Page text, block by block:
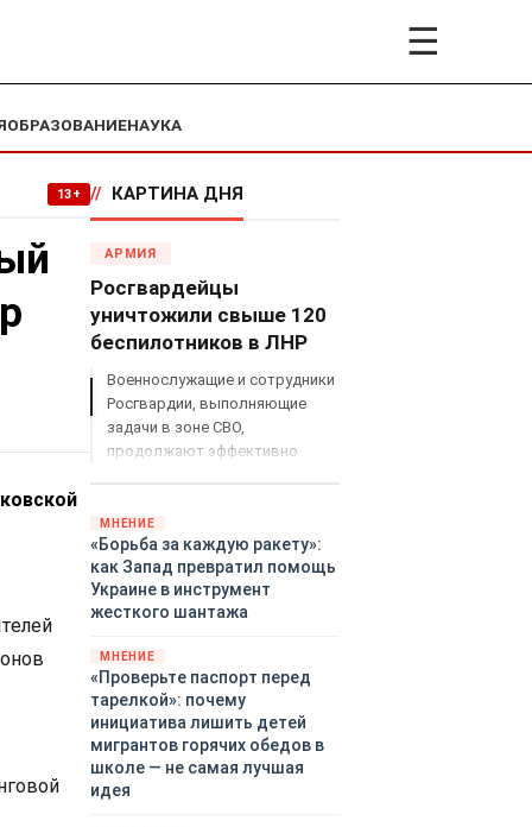
☰
ОБРАЗОВАНИЕНАУКА
13+ // КАРТИНА ДНЯ
АРМИЯ
Росгвардейцы
уничтожили свыше 120
беспилотников в ЛНР
Военнослужащие и сотрудники
Росгвардии, выполняющие
задачи в зоне СВО,
продолжают эффективно
МНЕНИЕ
«Борьба за каждую ракету»:
как Запад превратил помощь
Украине в инструмент
жесткого шантажа
МНЕНИЕ
«Проверьте паспорт перед
тарелкой»: почему
инициатива лишить детей
мигрантов горячих обедов в
школе — не самая лучшая
идея